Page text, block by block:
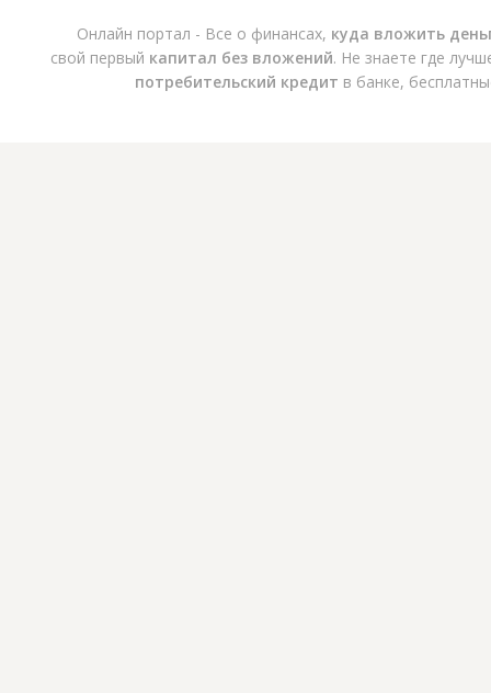
Онлайн портал - Все о финансах, куда вложить
свой первый капитал без вложений. Не знаете где
потребительский кредит в банке,